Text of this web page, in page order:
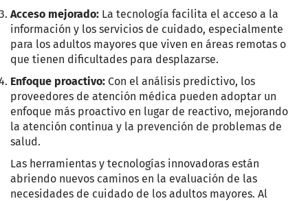
Acceso mejorado: La tecnología facilita el acceso a la
información y los servicios de cuidado, especialmente
para los adultos mayores que viven en áreas remotas o
que tienen dificultades para desplazarse.
Enfoque proactivo: Con el análisis predictivo, los
proveedores de atención médica pueden adoptar un
enfoque más proactivo en lugar de reactivo, mejorando
la atención continua y la prevención de problemas de
salud.
Las herramientas y tecnologías innovadoras están
abriendo nuevos caminos en la evaluación de las
necesidades de cuidado de los adultos mayores. Al